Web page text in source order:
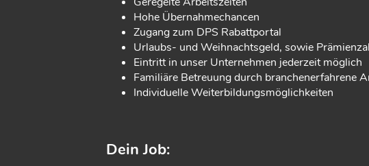
Hohe Übernahmechancen
Zugang zum DPS Rabattportal
Urlaubs- und Weihnachtsgeld, sowie
Eintritt in unser Unternehmen jederzeit möglich
Familiäre Betreuung durch branchenerfahrene
Individuelle Weiterbildungsmöglichkeiten
Dein Job: